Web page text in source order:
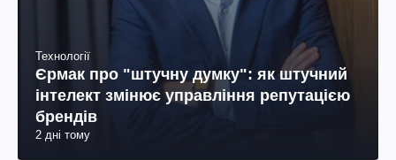
Технології
Єрмак про "штучну думку": як штучний
інтелект змінює управління репутацією
брендів
2 дні тому